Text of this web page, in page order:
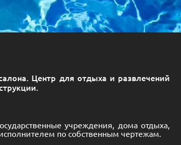
Центр для отдыха и развлечений
учреждения, дома отдыха,
по собственным чертежам.